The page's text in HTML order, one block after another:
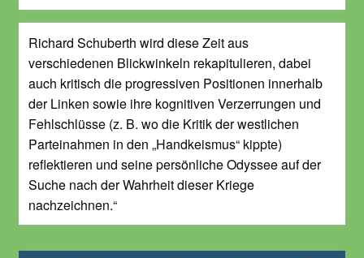
Richard Schuberth wird diese Zeit aus
verschiedenen Blickwinkeln rekapitulieren, dabei
auch kritisch die progressiven Positionen innerhalb
der Linken sowie ihre kognitiven Verzerrungen und
Fehlschlüsse (z. B. wo die Kritik der westlichen
Parteinahmen in den „Handkeismus“ kippte)
reflektieren und seine persönliche Odyssee auf der
Suche nach der Wahrheit dieser Kriege
nachzeichnen.“